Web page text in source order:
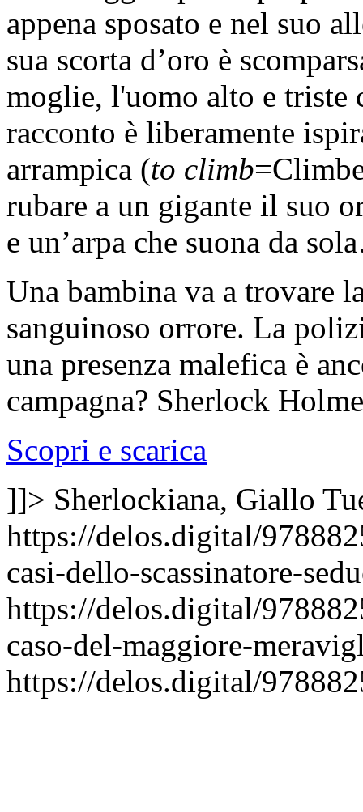
appena sposato e nel suo
sua scorta d’oro è
moglie, l'uomo alto e triste
racconto è liberamente
arrampica (to climb
rubare a un gigante il suo
e un’arpa che suona da
Una bambina va a trovare
sanguinoso orrore. La
una presenza malefica è
campagna? Sherlock
Scopri e scarica
]]> Sherlockiana, Giallo
https://delos.digital/
casi-dello-scassinatore-
https://delos.digital/
caso-del-maggiore-
https://delos.digital/